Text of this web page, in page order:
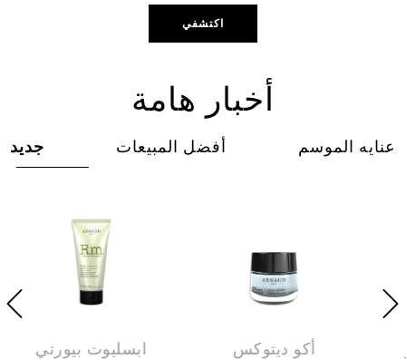
اكتشفي
أخبار هامة
جديد أفضل المبيعات عنايه الموسم
ابسليوت بيورتي أكو ديتوكس